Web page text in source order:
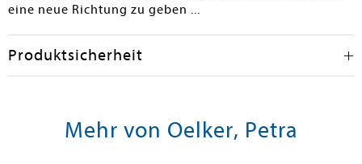
eine neue Richtung zu geben ...
Produktsicherheit
Mehr von Oelker, Petra